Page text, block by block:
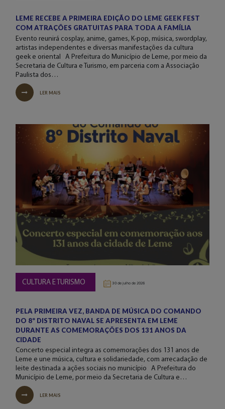
LEME RECEBE A PRIMEIRA EDIÇÃO DO LEME GEEK FEST
COM ATRAÇÕES GRATUITAS PARA TODA A FAMÍLIA
Evento reunirá cosplay, anime, games, K-pop, música, swordplay,
artistas independentes e diversas manifestações da cultura
geek e oriental A Prefeitura do Município de Leme, por meio da
Secretaria de Cultura e Turismo, em parceria com a Associação
Paulista dos…
LER MAIS
CULTURA E TURISMO 30 de julho de 2026
PELA PRIMEIRA VEZ, BANDA DE MÚSICA DO COMANDO
DO 8º DISTRITO NAVAL SE APRESENTA EM LEME
DURANTE AS COMEMORAÇÕES DOS 131 ANOS DA
CIDADE
Concerto especial integra as comemorações dos 131 anos de
Leme e une música, cultura e solidariedade, com arrecadação de
leite destinada a ações sociais no município A Prefeitura do
Município de Leme, por meio da Secretaria de Cultura e…
LER MAIS